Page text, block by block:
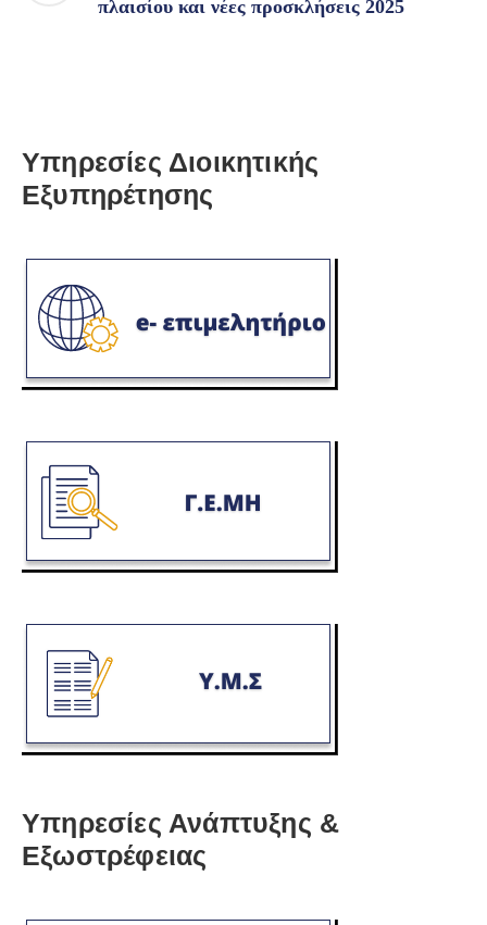
πλαισίου και νέες προσκλήσεις 2025
Υπηρεσίες Διοικητικής
Εξυπηρέτησης
Υπηρεσίες Ανάπτυξης &
Εξωστρέφειας